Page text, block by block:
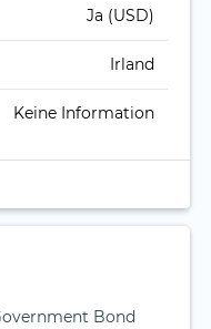
Ja (USD)
Irland
Keine Information
Bond